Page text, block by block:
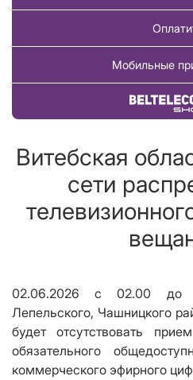
Мобильные
Купить
Витебская
сети
02.06.2026 с 02.00 до
Лепельского, Чашницкого
будет отсутствовать
обязательного
коммерческого эфирного